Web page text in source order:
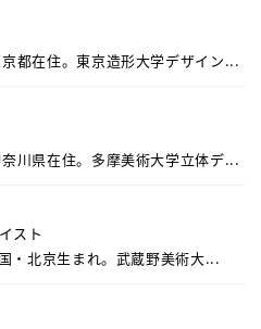
都在住。東京造形大学デザイン...
川県在住。多摩美術大学立体デ...
スト
・北京生まれ。武蔵野美術大...